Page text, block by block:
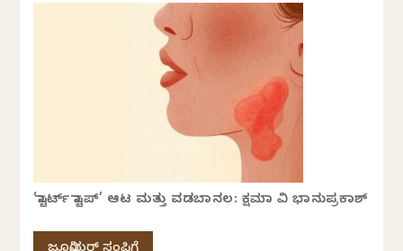
‘ಸ್ಟಾರ್ಟ್ ಸ್ಟಾಪ್’ ಆಟ ಮತ್ತು ವಡಬಾನಲ: ಕ್ಷಮಾ ವಿ ಭಾನುಪ್ರಕಾಶ್